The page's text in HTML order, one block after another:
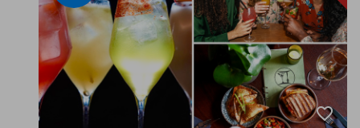
favorite_border